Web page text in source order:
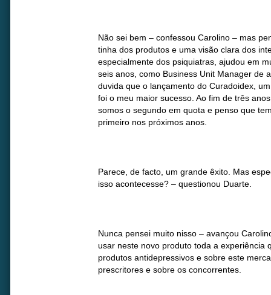
Não sei bem – confessou Carolino – mas
tinha dos produtos e uma visão clara dos
especialmente dos psiquiatras, ajudou em
seis anos, como Business Unit Manager de
duvida que o lançamento do Curadoidex,
foi o meu maior sucesso. Ao fim de três
somos o segundo em quota e penso que
primeiro nos próximos anos.
Parece, de facto, um grande êxito. Mas
isso acontecesse? – questionou Duarte.
Nunca pensei muito nisso – avançou
usar neste novo produto toda a experiência
produtos antidepressivos e sobre este
prescritores e sobre os concorrentes.